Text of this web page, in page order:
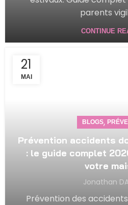
parents
CONTINUE
21
MAI
BLOGS,
Prévention accidents
: le guide complet
votre
Jonathan
Prévention des